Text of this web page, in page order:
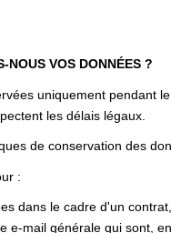
NOUS VOS DONNÉES ?
uniquement pendant
les délais légaux.
de conservation des
:
dans le cadre d'un
e-mail générale qui sont,